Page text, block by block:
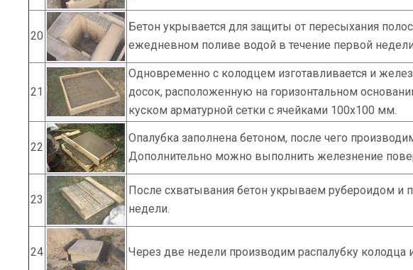
20
Бетон укрывается для защиты от пересыхания
ежедневном поливе водой в течение первой
21
Одновременно с колодцем изготавливается и
досок, расположенную на горизонтальном
куском арматурной сетки с ячейками 100х100 мм.
22
Опалубка заполнена бетоном, после чего
Дополнительно можно выполнить железнение
23
После схватывания бетон укрываем рубероидом и
недели.
24 Через две недели производим распалубку